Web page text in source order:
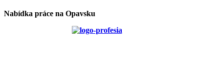
Nabídka práce na Opavsku